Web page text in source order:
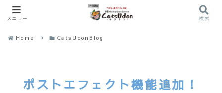
Home CatsUdonBlog
ポストエフェクト機能追加！
メニュー 検索